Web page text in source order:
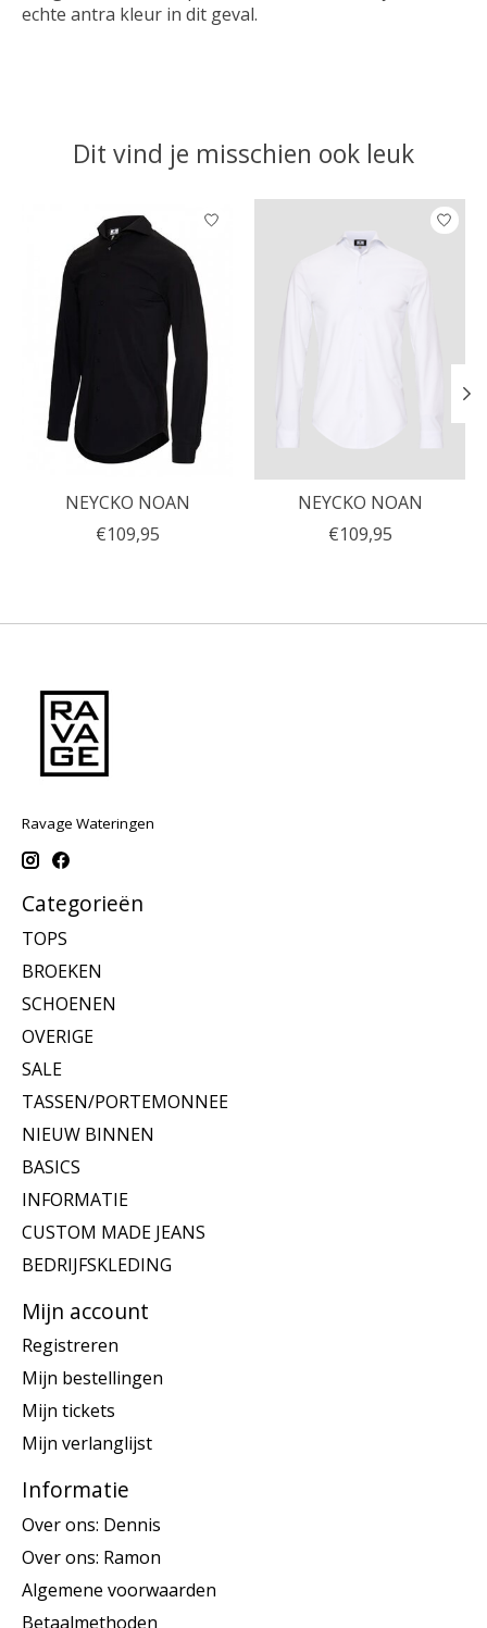
echte antra kleur in dit geval.
Dit vind je misschien ook leuk
Items van productcarrousel
NEYCKO NOAN
€109,95
NEYCKO NOAN
€109,95
Ravage Wateringen
Categorieën
TOPS
BROEKEN
SCHOENEN
OVERIGE
SALE
TASSEN/PORTEMONNEE
NIEUW BINNEN
BASICS
INFORMATIE
CUSTOM MADE JEANS
BEDRIJFSKLEDING
Mijn account
Registreren
Mijn bestellingen
Mijn tickets
Mijn verlanglijst
Informatie
Over ons: Dennis
Over ons: Ramon
Algemene voorwaarden
Betaalmethoden